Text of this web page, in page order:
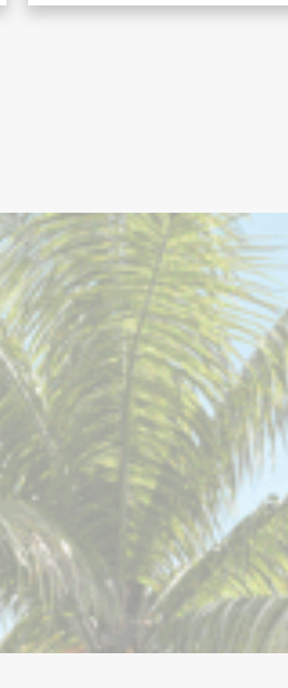
Nuevo proyecto Cavanná